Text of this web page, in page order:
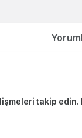
takip edin.